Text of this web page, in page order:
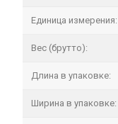
Единица измерения:
Вес (брутто):
Длина в упаковке:
Ширина в упаковке: